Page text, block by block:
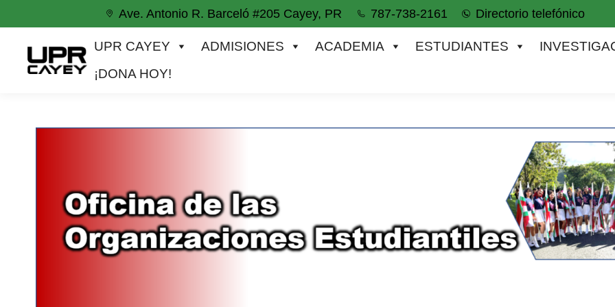
Ave. Antonio R. Barceló #205 Cayey, PR 787-738-2161 Directorio telefónico
UPR CAYEY ADMISIONES ACADEMIA ESTUDIANTES
¡DONA HOY!
UPR CAYEY ADMISIONES ACADEMIA ESTUDIANTES INVESTIGACIÓN